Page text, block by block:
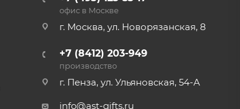
офис в Москве
г. Москва, ул. Новорязанская, 8
+7 (8412) 203-949
производство
г. Пенза, ул. Ульяновская, 54-А
info@ast-gifts.ru